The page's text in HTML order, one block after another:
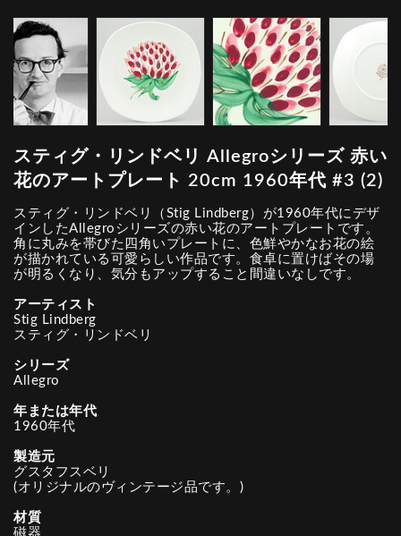
スティグ・リンドベリ Allegroシリーズ 赤い
花のアートプレート 20cm 1960年代 #3 (2)
スティグ・リンドベリ（Stig Lindberg）が1960年代にデザ
インしたAllegroシリーズの赤い花のアートプレートです。
角に丸みを帯びた四角いプレートに、色鮮やかなお花の絵
が描かれている可愛らしい作品です。食卓に置けばその場
が明るくなり、気分もアップすること間違いなしです。
アーティスト
Stig Lindberg
スティグ・リンドベリ
シリーズ
Allegro
年または年代
1960年代
製造元
グスタフスベリ
(オリジナルのヴィンテージ品です。)
材質
磁器